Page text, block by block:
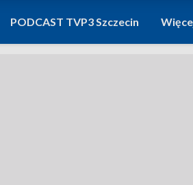
PODCAST TVP3 Szczecin